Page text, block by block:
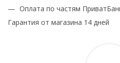
Оплата по частям
Гарантия от магазина 14 дней